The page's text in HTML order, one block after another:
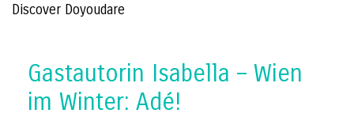
Discover Doyoudare
Gastautorin Isabella – Wien
im Winter: Adé!